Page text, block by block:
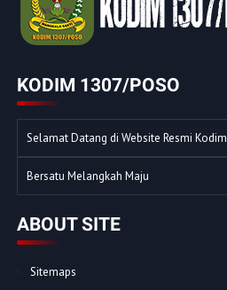
KODIM 1307/POSO
Selamat Datang di Website Resmi
Bersatu Melangkah Maju
ABOUT SITE
Sitemaps